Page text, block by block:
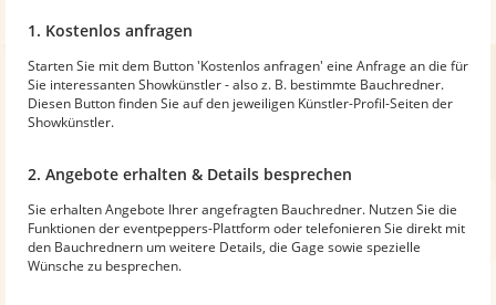
1. Kostenlos anfragen
Starten Sie mit dem Button 'Kostenlos anfragen' eine Anfrage an die für
Sie interessanten Showkünstler - also z. B. bestimmte Bauchredner.
Diesen Button finden Sie auf den jeweiligen Künstler-Profil-Seiten der
Showkünstler.
2. Angebote erhalten & Details besprechen
Sie erhalten Angebote Ihrer angefragten Bauchredner. Nutzen Sie die
Funktionen der eventpeppers-Plattform oder telefonieren Sie direkt mit
den Bauchrednern um weitere Details, die Gage sowie spezielle
Wünsche zu besprechen.